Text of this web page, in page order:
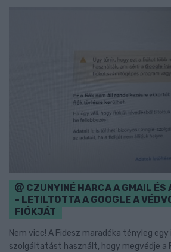
CZUNYINÉ HARCA A GMAIL ÉS
- LETILTOTTA A GOOGLE A
FIÓKJÁT
Nem vicc! A Fidesz maradéka tényleg egy
szolgáltatást használt, hogy megvédje a